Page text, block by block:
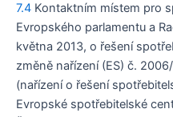
7.4 Kontaktním místem pro
Evropského parlamentu a
května 2013, o řešení
změně nařízení (ES) č.
(nařízení o řešení
Evropské spotřebitelské